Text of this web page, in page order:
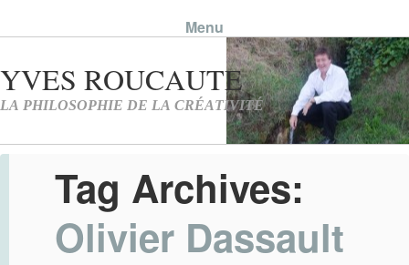
Menu
Skip to content
Tag Archives:
Olivier Dassault